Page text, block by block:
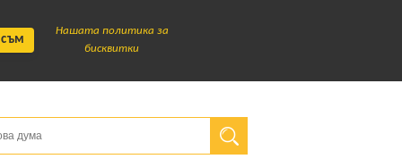
съм
Нашата политика за
бисквитки